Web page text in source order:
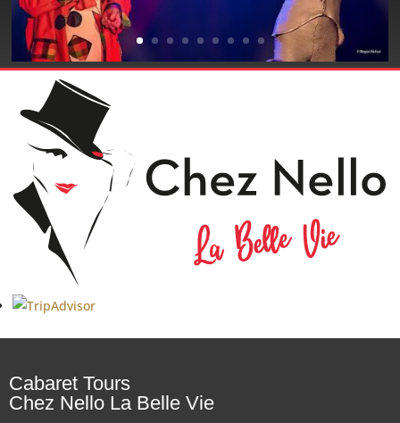
Juin 2027
Juillet 2027
Cabaret Tours
Chez Nello La Belle Vie